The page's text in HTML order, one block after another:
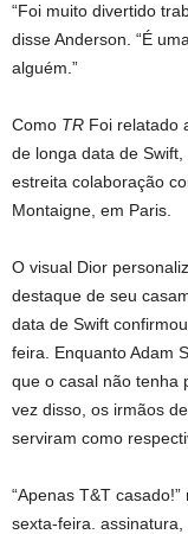
“Foi muito divertido
disse Anderson. “É
alguém.”
Como TR Foi relatado
de longa data de
estreita colaboração
Montaigne, em Paris.
O visual Dior
destaque de seu
data de Swift
feira. Enquanto Adam
que o casal não tenha
vez disso, os irmãos
serviram como
“Apenas T&T
sexta-feira. assinatura,